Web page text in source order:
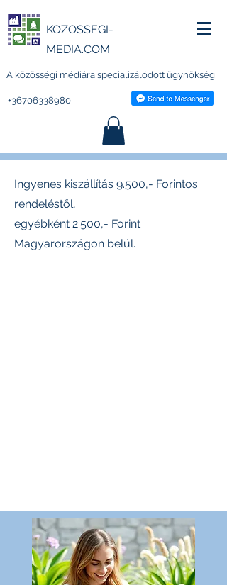
KOZOSSEGI-
MEDIA.COM
A közösségi médiára specializálódott ügynökség
+36706338980
Ingyenes kiszállítás 9.500,- Forintos
rendeléstől,
egyébként 2.500,- Forint
Magyarországon belül.